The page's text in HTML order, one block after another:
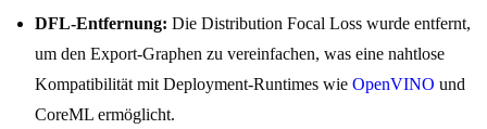
DFL-Entfernung: Die Distribution Focal Loss wurde entfernt,
um den Export-Graphen zu vereinfachen, was eine nahtlose
Kompatibilität mit Deployment-Runtimes wie OpenVINO und
CoreML ermöglicht.